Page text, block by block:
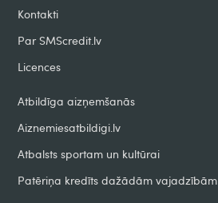
Kontakti
Par SMScredit.lv
Licences
Atbildīga aizņemšanās
Aiznemiesatbildigi.lv
Atbalsts sportam un kultūrai
Patēriņa kredīts dažādām vajadzībām